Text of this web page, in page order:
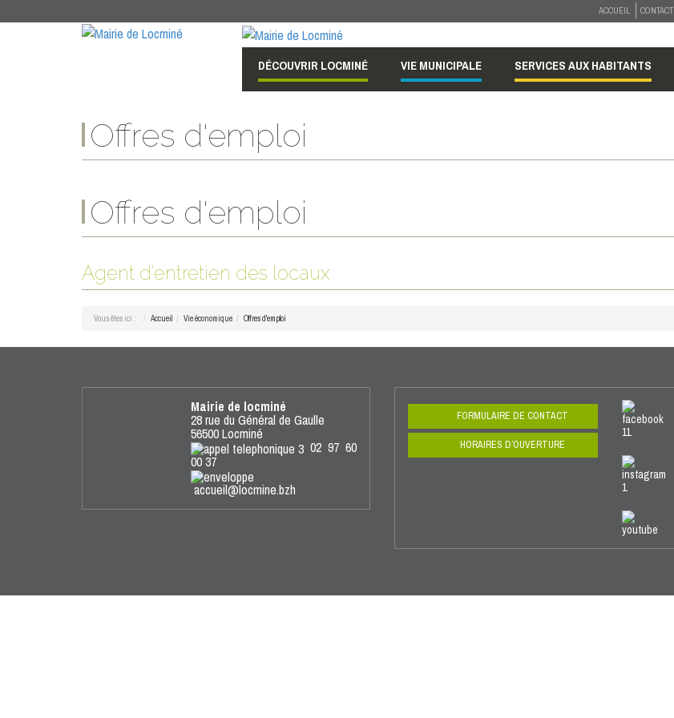
ACCUEIL CONTACT
DÉCOUVRIR LOCMINÉ VIE MUNICIPALE SERVICES AUX HABITANTS
Offres d'emploi
Offres d'emploi
Agent d'entretien des locaux
Vous êtes ici : Accueil Vie économique Offres d'emploi
Mairie de locminé
28 rue du Général de Gaulle
56500 Locminé
02 97 60
00 37
FORMULAIRE DE CONTACT
HORAIRES D’OUVERTURE